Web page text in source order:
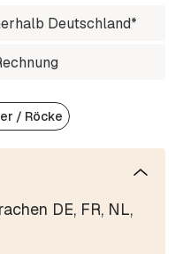
Deutschland*
/ Röcke
DE, FR, NL,